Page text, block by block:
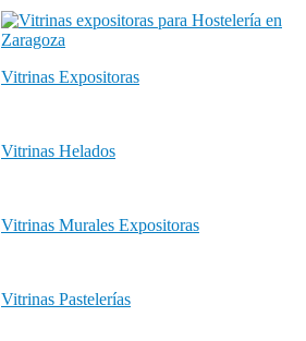
Vitrinas Expositoras
Vitrinas Helados
Vitrinas Murales Expositoras
Vitrinas Pastelerías